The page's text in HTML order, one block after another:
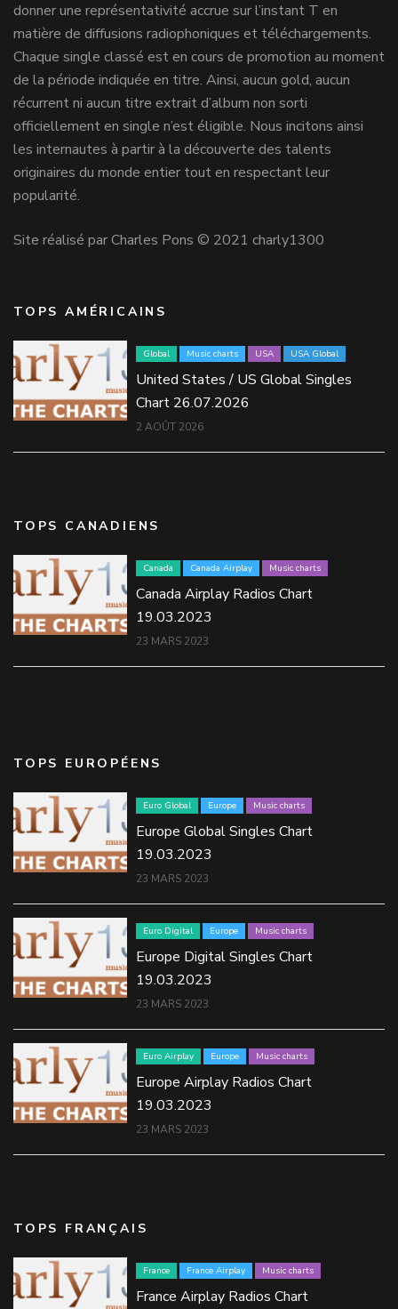
donner une représentativité accrue sur l’instant T en
matière de diffusions radiophoniques et téléchargements.
Chaque single classé est en cours de promotion au moment
de la période indiquée en titre. Ainsi, aucun gold, aucun
récurrent ni aucun titre extrait d’album non sorti
officiellement en single n’est éligible. Nous incitons ainsi
les internautes à partir à la découverte des talents
originaires du monde entier tout en respectant leur
popularité.
Site réalisé par Charles Pons © 2021 charly1300
TOPS AMÉRICAINS
Global Music charts USA USA Global
United States / US Global Singles
Chart 26.07.2026
2 AOÛT 2026
TOPS CANADIENS
Canada Canada Airplay Music charts
Canada Airplay Radios Chart
19.03.2023
23 MARS 2023
TOPS EUROPÉENS
Euro Global Europe Music charts
Europe Global Singles Chart
19.03.2023
23 MARS 2023
Euro Digital Europe Music charts
Europe Digital Singles Chart
19.03.2023
23 MARS 2023
Euro Airplay Europe Music charts
Europe Airplay Radios Chart
19.03.2023
23 MARS 2023
TOPS FRANÇAIS
France France Airplay Music charts
France Airplay Radios Chart